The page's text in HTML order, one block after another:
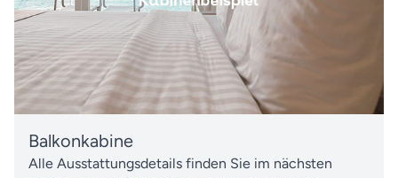
Balkonkabine
Alle Ausstattungsdetails finden Sie im nächsten